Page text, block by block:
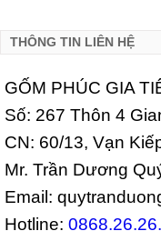
THÔNG TIN LIÊN HỆ
GỐM PHÚC GIA
Số: 267 Thôn 4
CN: 60/13, Vạn
Mr. Trần Dương
Email:
Hotline: